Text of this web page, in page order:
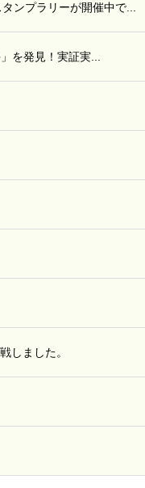
ンプラリーが開催中で...
を発見！実証実...
しました。